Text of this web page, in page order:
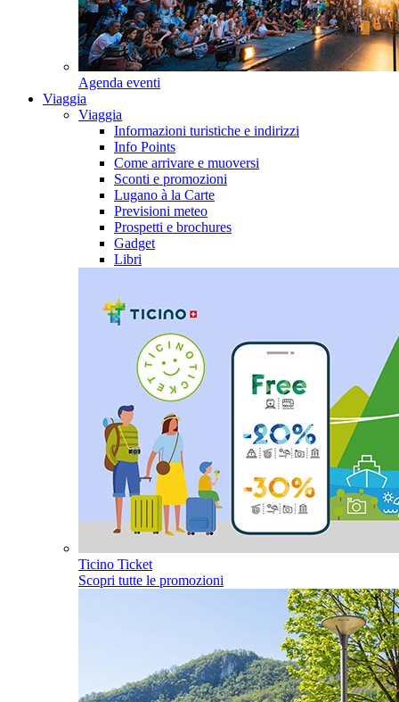
Agenda eventi
Viaggia
Viaggia
Informazioni turistiche e indirizzi
Info Points
Come arrivare e muoversi
Sconti e promozioni
Lugano à la Carte
Previsioni meteo
Prospetti e brochures
Gadget
Libri
Ticino Ticket
Scopri tutte le promozioni